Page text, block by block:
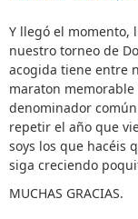
Y llegó el momento,
nuestro torneo de
acogida tiene entre
maraton
denominador
repetir el año que
soys los que hacéis
siga creciendo
MUCHAS GRACIAS.